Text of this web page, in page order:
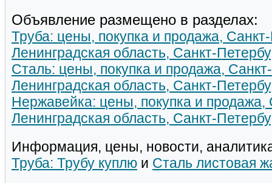
Объявление размещено в разделах:
Труба: цены, покупка и продажа,
Ленинградская область, Санкт-
Сталь: цены, покупка и продажа,
Ленинградская область, Санкт-
Нержавейка: цены, покупка и продажа,
Ленинградская область, Санкт-
Информация, цены, новости,
Труба: Трубу куплю и Сталь листовая